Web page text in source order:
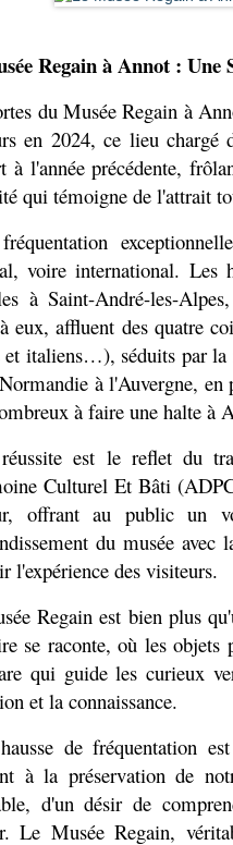
Regain à Annot :
du Musée Regain à
en 2024, ce lieu chargé
à l'année précédente,
qui témoigne de l'attrait
voire international. Les
à Saint-André-les-
eux, affluent des quatre
et italiens…), séduits par la
à l'Auvergne, en
à faire une halte à
est le reflet du
Culturel Et Bâti
offrant au public un
du musée
l'expérience des visiteurs.
Regain est bien plus
se raconte, où les objets
qui guide les curieux
et la connaissance.
de fréquentation
à la préservation de
d'un désir de
Le Musée Regain,